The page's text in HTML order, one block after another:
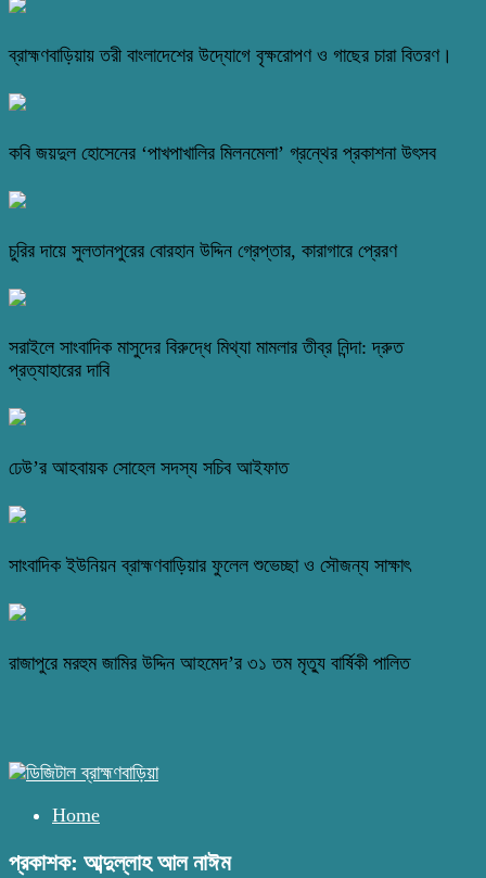
ব্রাহ্মণবাড়িয়ায় তরী বাংলাদেশের উদ্যোগে বৃক্ষরোপণ ও গাছের চারা বিতরণ।
কবি জয়দুল হোসেনের ‘পাখপাখালির মিলনমেলা’ গ্রন্থের প্রকাশনা উৎসব
চুরির দায়ে সুলতানপুরের বোরহান উদ্দিন গ্রেপ্তার, কারাগারে প্রেরণ
সরাইলে সাংবাদিক মাসুদের বিরুদ্ধে মিথ্যা মামলার তীব্র নিন্দা: দ্রুত
প্রত্যাহারের দাবি
ঢেউ’র আহবায়ক সোহেল সদস্য সচিব আইফাত
সাংবাদিক ইউনিয়ন ব্রাহ্মণবাড়িয়ার ফুলেল শুভেচ্ছা ও সৌজন্য সাক্ষাৎ
রাজাপুরে মরহুম জামির উদ্দিন আহমেদ’র ৩১ তম মৃত্যু বার্ষিকী পালিত
Home
প্রকাশক: আব্দুল্লাহ আল নাঈম